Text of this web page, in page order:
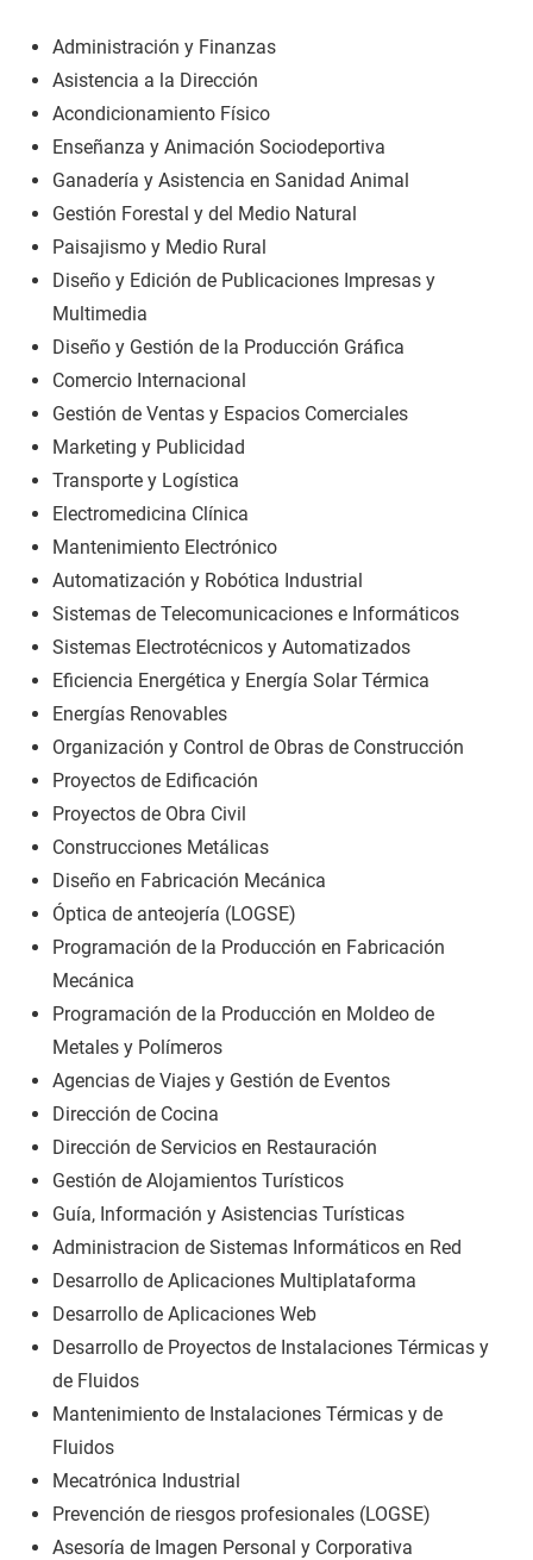
Administración y Finanzas
Asistencia a la Dirección
Acondicionamiento Físico
Enseñanza y Animación Sociodeportiva
Ganadería y Asistencia en Sanidad Animal
Gestión Forestal y del Medio Natural
Paisajismo y Medio Rural
Diseño y Edición de Publicaciones Impresas y
Multimedia
Diseño y Gestión de la Producción Gráfica
Comercio Internacional
Gestión de Ventas y Espacios Comerciales
Marketing y Publicidad
Transporte y Logística
Electromedicina Clínica
Mantenimiento Electrónico
Automatización y Robótica Industrial
Sistemas de Telecomunicaciones e Informáticos
Sistemas Electrotécnicos y Automatizados
Eficiencia Energética y Energía Solar Térmica
Energías Renovables
Organización y Control de Obras de Construcción
Proyectos de Edificación
Proyectos de Obra Civil
Construcciones Metálicas
Diseño en Fabricación Mecánica
Óptica de anteojería (LOGSE)
Programación de la Producción en Fabricación
Mecánica
Programación de la Producción en Moldeo de
Metales y Polímeros
Agencias de Viajes y Gestión de Eventos
Dirección de Cocina
Dirección de Servicios en Restauración
Gestión de Alojamientos Turísticos
Guía, Información y Asistencias Turísticas
Administracion de Sistemas Informáticos en Red
Desarrollo de Aplicaciones Multiplataforma
Desarrollo de Aplicaciones Web
Desarrollo de Proyectos de Instalaciones Térmicas y
de Fluidos
Mantenimiento de Instalaciones Térmicas y de
Fluidos
Mecatrónica Industrial
Prevención de riesgos profesionales (LOGSE)
Asesoría de Imagen Personal y Corporativa